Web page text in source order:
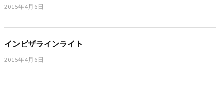
2015年4月6日
インビザラインライト
2015年4月6日